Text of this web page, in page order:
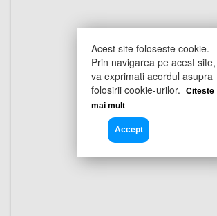
Acest site foloseste cookie.
Prin navigarea pe acest site,
va exprimati acordul asupra
folosirii cookie-urilor.
Citeste
mai mult
Accept